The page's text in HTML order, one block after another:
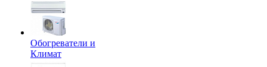
Обогреватели и
Климат